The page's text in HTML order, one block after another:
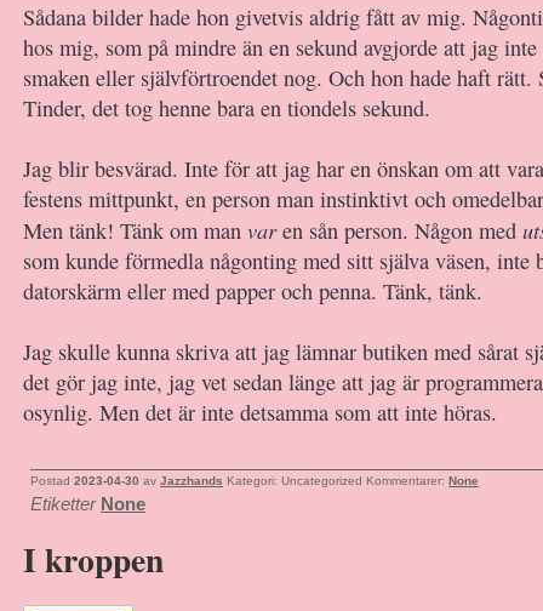
Sådana bilder hade hon givetvis aldrig fått av mig.
hos mig, som på mindre än en sekund avgjorde att jag
smaken eller självförtroendet nog. Och hon hade haft rätt.
Tinder, det tog henne bara en tiondels sekund.
Jag blir besvärad. Inte för att jag har en önskan om att
festens mittpunkt, en person man instinktivt och
Men tänk! Tänk om man varen sån person. Någon med
som kunde förmedla någonting med sitt själva väsen, inte
datorskärm eller med papper och penna. Tänk, tänk.
Jag skulle kunna skriva att jag lämnar butiken med sårat
det gör jag inte, jag vet sedan länge att jag är
osynlig. Men det är inte detsamma som att inte höras.
Postad 2023-04-30 av Jazzhands Kategori: Uncategorized Kommentarer: None
Etiketter None
I kroppen